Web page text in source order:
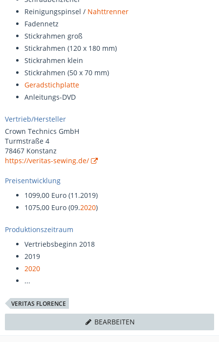
Reinigungspinsel / Nahttrenner
Fadennetz
Stickrahmen groß
Stickrahmen (120 x 180 mm)
Stickrahmen klein
Stickrahmen (50 x 70 mm)
Geradstichplatte
Anleitungs-DVD
Vertrieb/Hersteller
Crown Technics GmbH
Turmstraße 4
78467 Konstanz
https://veritas-sewing.de/
Preisentwicklung
1099,00 Euro (11.2019)
1075,00 Euro (09.2020)
Produktionszeitraum
Vertriebsbeginn 2018
2019
2020
...
VERITAS FLORENCE
BEARBEITEN